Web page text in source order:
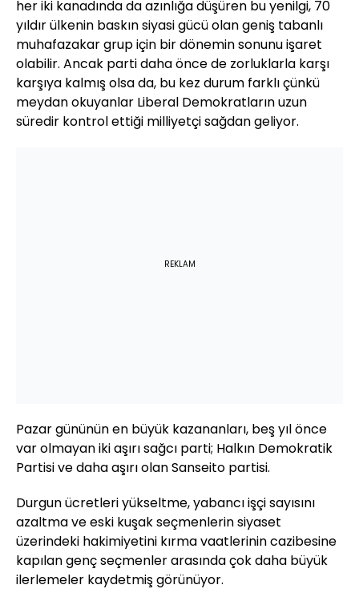
her iki kanadında da azınlığa düşüren bu yenilgi, 70
yıldır ülkenin baskın siyasi gücü olan geniş tabanlı
muhafazakar grup için bir dönemin sonunu işaret
olabilir. Ancak parti daha önce de zorluklarla karşı
karşıya kalmış olsa da, bu kez durum farklı çünkü
meydan okuyanlar Liberal Demokratların uzun
süredir kontrol ettiği milliyetçi sağdan geliyor.
REKLAM
Pazar gününün en büyük kazananları, beş yıl önce
var olmayan iki aşırı sağcı parti; Halkın Demokratik
Partisi ve daha aşırı olan Sanseito partisi.
Durgun ücretleri yükseltme, yabancı işçi sayısını
azaltma ve eski kuşak seçmenlerin siyaset
üzerindeki hakimiyetini kırma vaatlerinin cazibesine
kapılan genç seçmenler arasında çok daha büyük
ilerlemeler kaydetmiş görünüyor.